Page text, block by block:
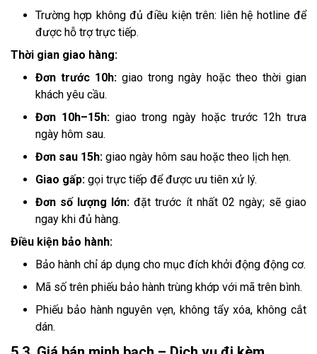
Trường hợp không đủ điều kiện trên: liên hệ hotline để
được hỗ trợ trực tiếp.
Thời gian giao hàng:
Đơn trước 10h: giao trong ngày hoặc theo thời gian
khách yêu cầu.
Đơn 10h–15h: giao trong ngày hoặc trước 12h trưa
ngày hôm sau.
Đơn sau 15h: giao ngày hôm sau hoặc theo lịch hẹn.
Giao gấp: gọi trực tiếp để được ưu tiên xử lý.
Đơn số lượng lớn:đặt trước ít nhất 02 ngày; sẽ giao
ngay khi đủ hàng.
Điều kiện bảo hành:
Bảo hành chỉ áp dụng cho mục đích khởi động động cơ.
Mã số trên phiếu bảo hành trùng khớp với mã trên bình.
Phiếu bảo hành nguyên vẹn, không tẩy xóa, không cắt
dán.